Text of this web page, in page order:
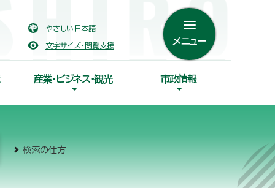
やさしい日本語
文字サイズ・閲覧支援 メニュー
産業・ビジネス・観光 市政情報
検索の仕方